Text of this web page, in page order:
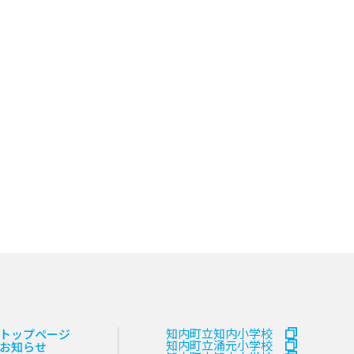
トップページ
お知らせ
知内町立知内小学校
知内町立涌元小学校